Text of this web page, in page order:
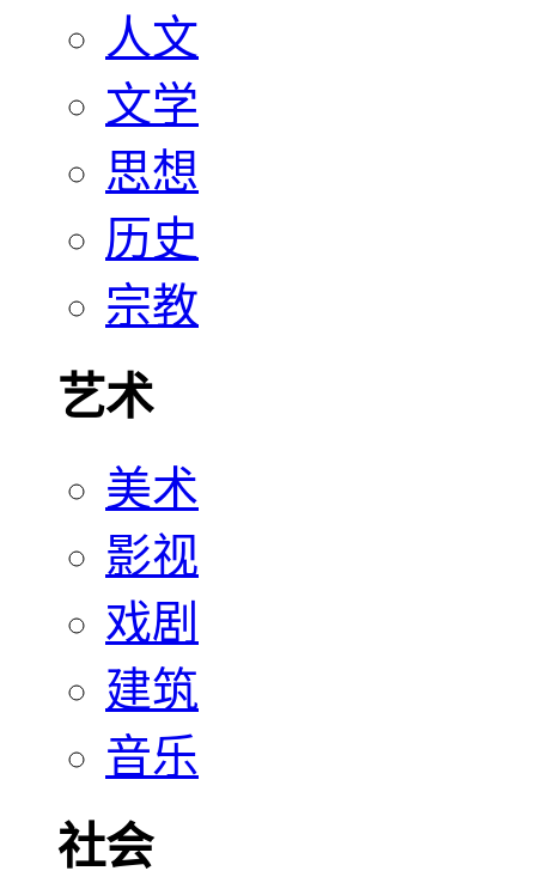
人文
文学
思想
历史
宗教
艺术
美术
影视
戏剧
建筑
音乐
社会